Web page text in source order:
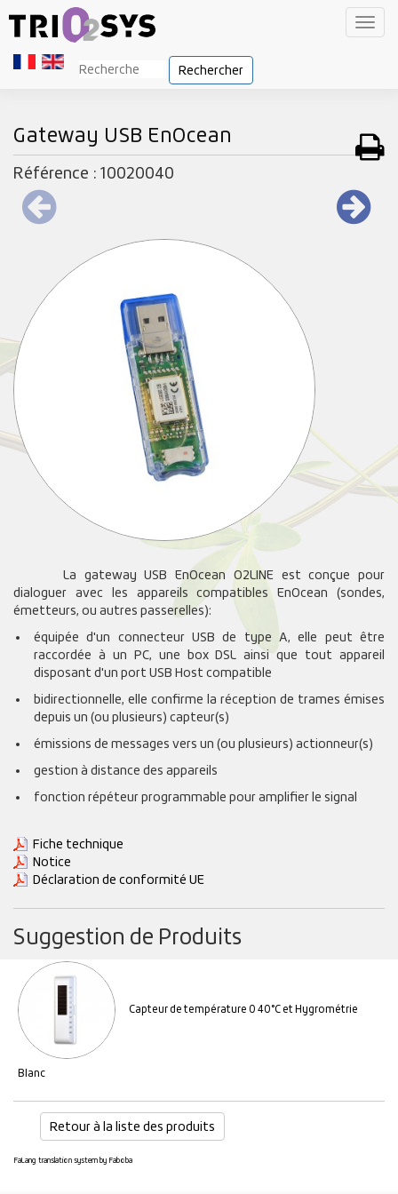
Rechercher
Gateway USB EnOcean
Référence : 10020040
La gateway USB EnOcean O2LINE est conçue pour
dialoguer avec les appareils compatibles EnOcean (sondes,
émetteurs, ou autres passerelles):
équipée d'un connecteur USB de type A, elle peut être
raccordée à un PC, une box DSL ainsi que tout appareil
disposant d'un port USB Host compatible
bidirectionnelle, elle confirme la réception de trames émises
depuis un (ou plusieurs) capteur(s)
émissions de messages vers un (ou plusieurs) actionneur(s)
gestion à distance des appareils
fonction répéteur programmable pour amplifier le signal
Fiche technique
Notice
Déclaration de conformité UE
Suggestion de Produits
Capteur de température 0 40°C et Hygrométrie
Blanc
Retour à la liste des produits
FaLang translation system by Faboba